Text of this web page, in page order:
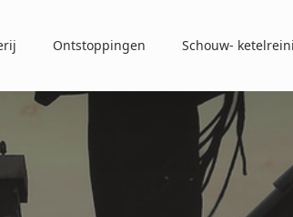
Ontstoppingen Schouw-